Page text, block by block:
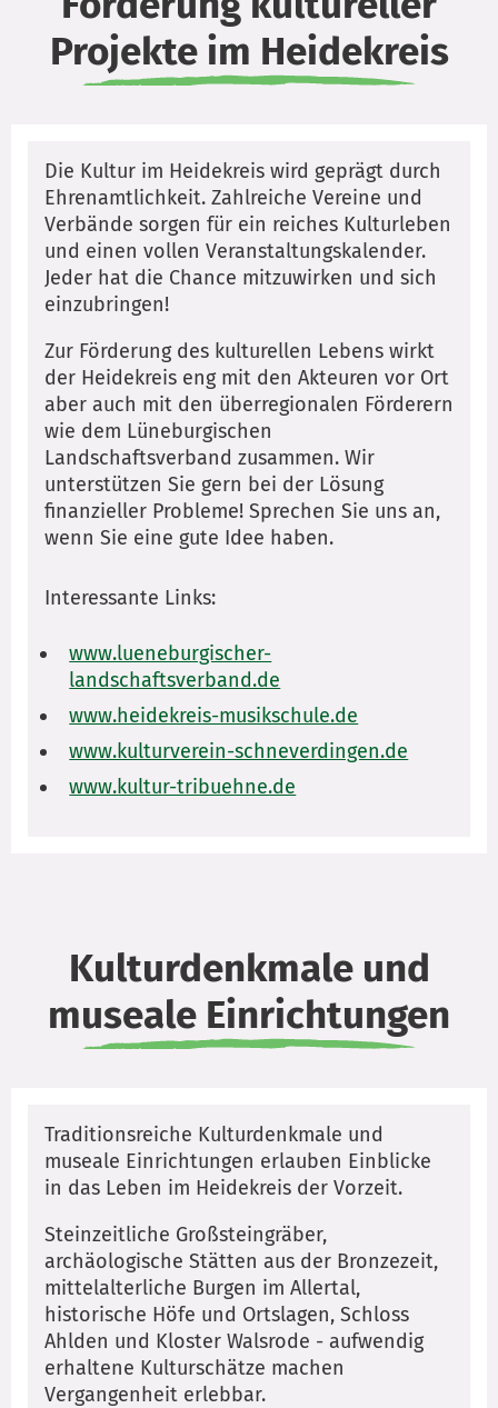
Projekte im Heidekreis
Die Kultur im Heidekreis wird geprägt durch
Ehrenamtlichkeit. Zahlreiche Vereine und
Verbände sorgen für ein reiches Kulturleben
und einen vollen Veranstaltungskalender.
Jeder hat die Chance mitzuwirken und sich
einzubringen!
Zur Förderung des kulturellen Lebens wirkt
der Heidekreis eng mit den Akteuren vor Ort
aber auch mit den überregionalen Förderern
wie dem Lüneburgischen
Landschaftsverband zusammen. Wir
unterstützen Sie gern bei der Lösung
finanzieller Probleme! Sprechen Sie uns an,
wenn Sie eine gute Idee haben.
Interessante Links:
www.lueneburgischer-
landschaftsverband.de
www.heidekreis-musikschule.de
www.kulturverein-schneverdingen.de
www.kultur-tribuehne.de
Kulturdenkmale und
museale Einrichtungen
Traditionsreiche Kulturdenkmale und
museale Einrichtungen erlauben Einblicke
in das Leben im Heidekreis der Vorzeit.
Steinzeitliche Großsteingräber,
archäologische Stätten aus der Bronzezeit,
mittelalterliche Burgen im Allertal,
historische Höfe und Ortslagen, Schloss
Ahlden und Kloster Walsrode - aufwendig
erhaltene Kulturschätze machen
Vergangenheit erlebbar.